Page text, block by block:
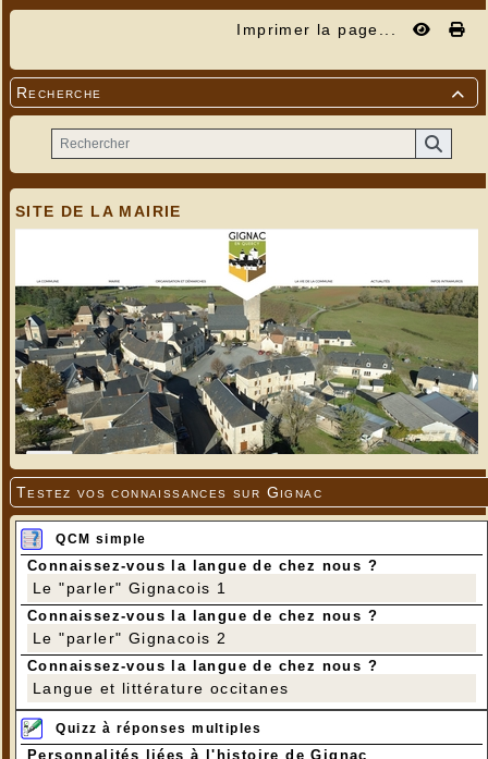
Imprimer la page...

Recherche
SITE DE LA MAIRIE
Testez vos connaissances sur Gignac
QCM simple
Connaissez-vous la langue de chez nous ?
Le "parler" Gignacois 1
Connaissez-vous la langue de chez nous ?
Le "parler" Gignacois 2
Connaissez-vous la langue de chez nous ?
Langue et littérature occitanes
Quizz à réponses multiples
Personnalités liées à l'histoire de Gignac